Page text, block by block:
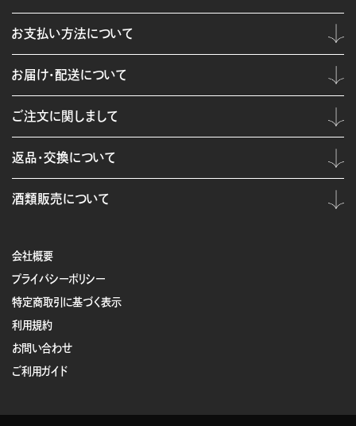
会社概要
プライバシーポリシー
特定商取引に基づく表示
利用規約
お問い合わせ
ご利用ガイド
お支払い方法について
お届け・配送について
ご注文に関しまして
返品・交換について
酒類販売について